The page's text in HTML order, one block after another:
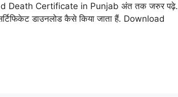
Death Certificate in Punjab अंत तक जरुर पढ़े.
डाउनलोड कैसे किया जाता हैं. Download